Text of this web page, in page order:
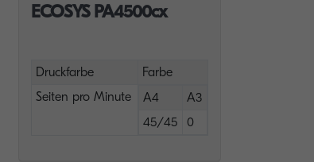
ECOSYS PA4500cx
Druckfarbe
Farbe
Seiten pro Minute
A4
A3
45/45
0